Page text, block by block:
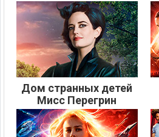
Дом странных детей
Мисс Перегрин